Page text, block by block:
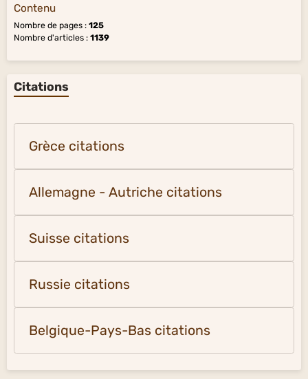
Contenu
Nombre de pages : 125
Nombre d'articles : 1139
Citations
Grèce citations
Allemagne - Autriche citations
Suisse citations
Russie citations
Belgique-Pays-Bas citations